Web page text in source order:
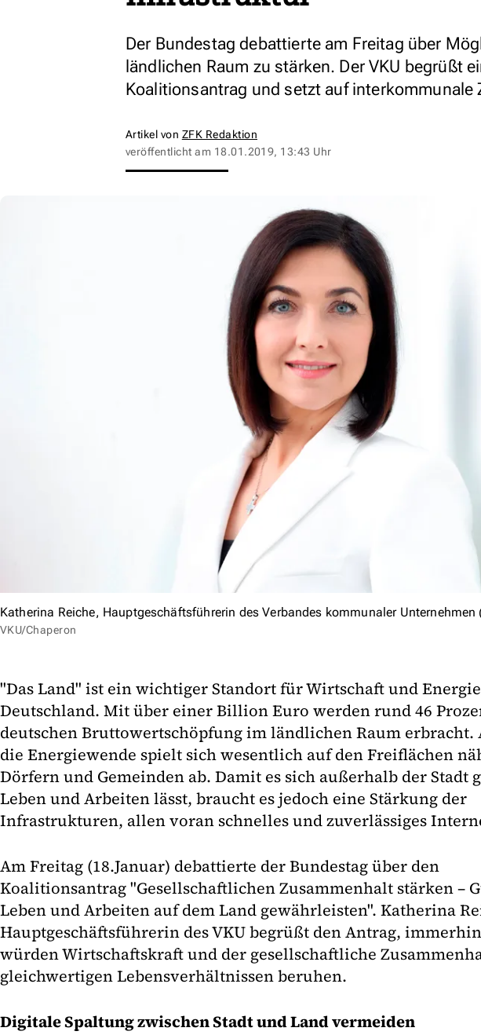
Der Bundestag debattierte am Freitag über
ländlichen Raum zu stärken. Der VKU begrüßt
Koalitionsantrag und setzt auf interkommunale
Artikel von ZFK Redaktion
veröffentlicht am 18.01.2019, 13:43 Uhr
Katherina Reiche, Hauptgeschäftsführerin des Verbandes kommunaler Unternehmen
VKU/Chaperon
"Das Land" ist ein wichtiger Standort für Wirtschaft und
Deutschland. Mit über einer Billion Euro werden rund 46
deutschen Bruttowertschöpfung im ländlichen Raum erbracht.
die Energiewende spielt sich wesentlich auf den Freiflächen
Dörfern und Gemeinden ab. Damit es sich außerhalb der Stadt
Leben und Arbeiten lässt, braucht es jedoch eine Stärkung der
Infrastrukturen, allen voran schnelles und zuverlässiges
Am Freitag (18.Januar) debattierte der Bundestag über den
Koalitionsantrag "Gesellschaftlichen Zusammenhalt stärken –
Leben und Arbeiten auf dem Land gewährleisten". Katherina
Hauptgeschäftsführerin des VKU begrüßt den Antrag, immerhin
würden Wirtschaftskraft und der gesellschaftliche
gleichwertigen Lebensverhältnissen beruhen.
Digitale Spaltung zwischen Stadt und Land vermeiden